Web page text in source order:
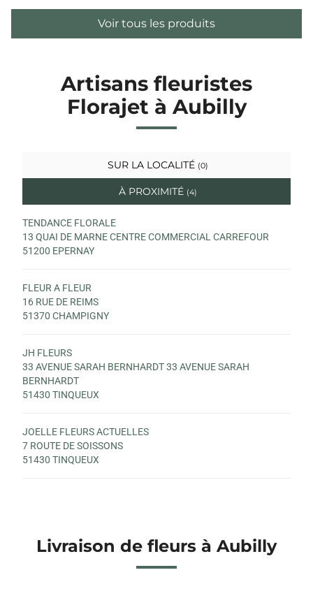
Voir tous les produits
Artisans fleuristes
Florajet à Aubilly
SUR LA LOCALITÉ (0)
À PROXIMITÉ (4)
TENDANCE FLORALE
13 QUAI DE MARNE CENTRE COMMERCIAL CARREFOUR
51200 EPERNAY
FLEUR A FLEUR
16 RUE DE REIMS
51370 CHAMPIGNY
JH FLEURS
33 AVENUE SARAH BERNHARDT 33 AVENUE SARAH
BERNHARDT
51430 TINQUEUX
JOELLE FLEURS ACTUELLES
7 ROUTE DE SOISSONS
51430 TINQUEUX
Livraison de fleurs à Aubilly